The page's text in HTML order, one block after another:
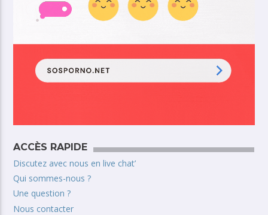
ACCÈS RAPIDE
Discutez avec nous en live chat’
Qui sommes-nous ?
Une question ?
Nous contacter